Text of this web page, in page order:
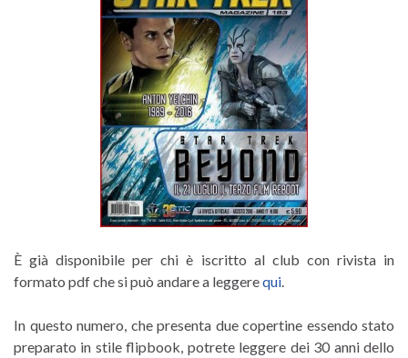
È già disponibile per chi è iscritto al club con rivista in
formato pdf che si può andare a leggerequi
In questo numero, che presenta due copertine essendo stato
preparato in stile flipbook, potrete leggere dei 30 anni dello